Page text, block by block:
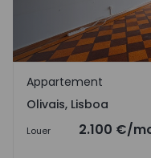
Olivais, Lisboa
Appartement
Olivais, Lisboa
Louer 2.100 €/